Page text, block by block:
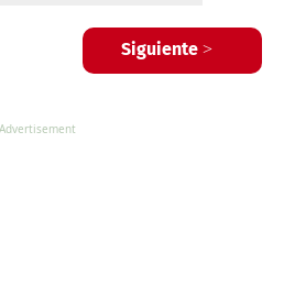
Siguiente >